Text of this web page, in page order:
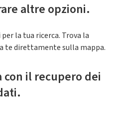
altre opzioni.
la tua ricerca. Trova la
te direttamente sulla mappa.
il recupero dei